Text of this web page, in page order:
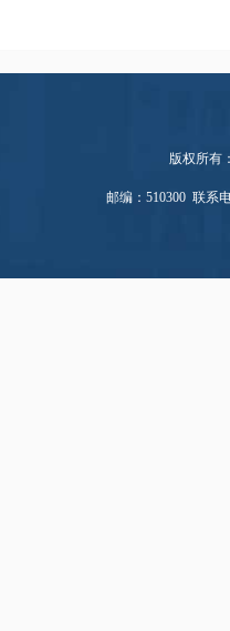
版权所有
邮编：510300 联系